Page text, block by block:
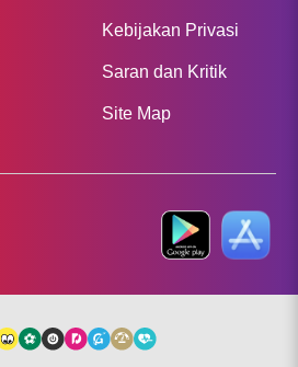
Kebijakan Privasi
Saran dan Kritik
Site Map